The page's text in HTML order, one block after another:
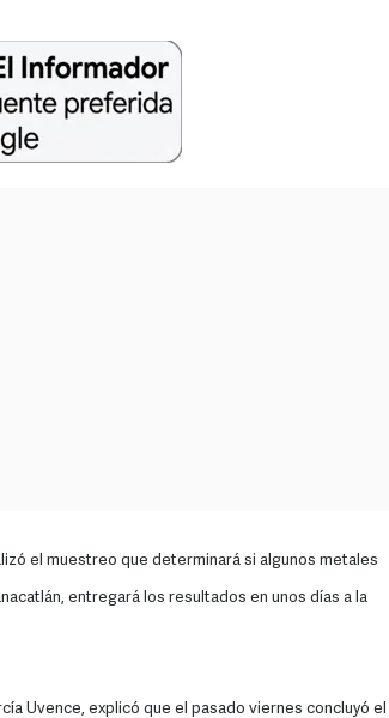
el muestreo que determinará si algunos metales
entregará los resultados en unos días a la
Uvence, explicó que el pasado viernes concluyó el